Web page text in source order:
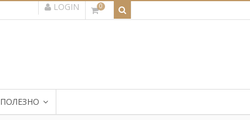
LOGIN 0
ПОЛЕЗНО